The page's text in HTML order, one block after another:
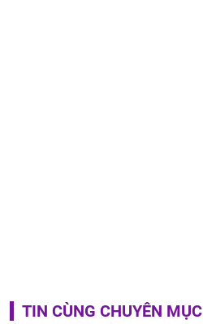
TIN CÙNG CHUYÊN MỤC